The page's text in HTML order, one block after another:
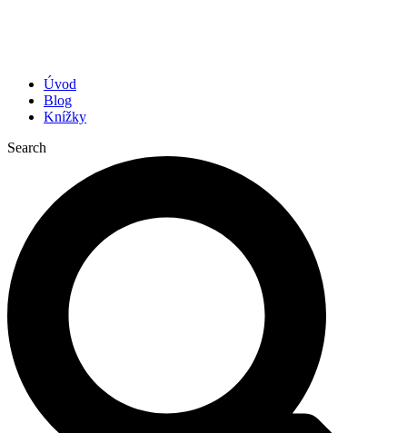
Úvod
Blog
Knížky
Search